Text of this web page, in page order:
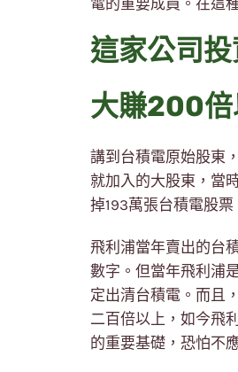
電的重要成員。在這
這家公司
大賺200倍
講到台積電原始股東
就加入的大股東，當
掉193萬張台積電股
飛利浦當年賣出的台
數字。但當年飛利浦
定出清台積電。而且
二百倍以上，如今飛
的重要基礎，恐怕不